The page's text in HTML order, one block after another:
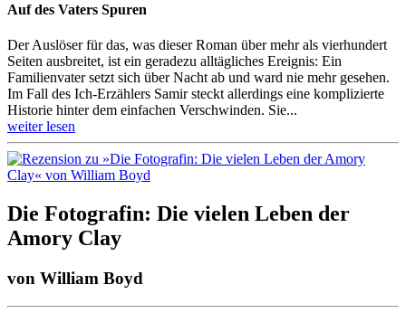
Auf des Vaters Spuren
Der Auslöser für das, was dieser Roman über mehr als vier­hundert
Seiten ausbreitet, ist ein geradezu all­täg­liches Ereignis: Ein
Familien­vater setzt sich über Nacht ab und ward nie mehr gesehen.
Im Fall des Ich-Erzählers Samir steckt aller­dings eine kompli­zierte
Historie hinter dem einfachen Ver­schwinden. Sie...
weiter lesen
Die Fotografin: Die vielen Leben der
Amory Clay
von William Boyd